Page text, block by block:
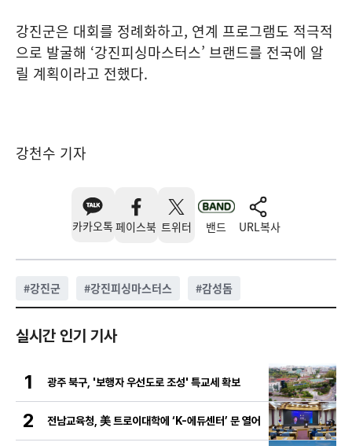
강진군은 대회를 정례화하고, 연계 프로그램도 적극적
으로 발굴해 ‘강진피싱마스터스’ 브랜드를 전국에 알
릴 계획이라고 전했다.
강천수 기자
카카오톡 페이스북 트위터 밴드 URL복사
#강진군 #강진피싱마스터스 #감성돔
실시간 인기 기사
1 광주 북구, '보행자 우선도로 조성' 특교세 확보
2 전남교육청, 美 트로이대학에 ‘K-에듀센터’ 문 열어